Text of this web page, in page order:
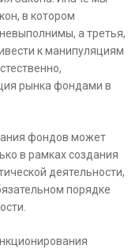
в котором
а третья,
к манипуляциям
рынка фондами в
фондов может
в рамках создания
деятельности,
порядке